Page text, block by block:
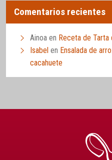
Comentarios recientes
Ainoa en Receta de Tarta
Isabel en Ensalada de
cacahuete